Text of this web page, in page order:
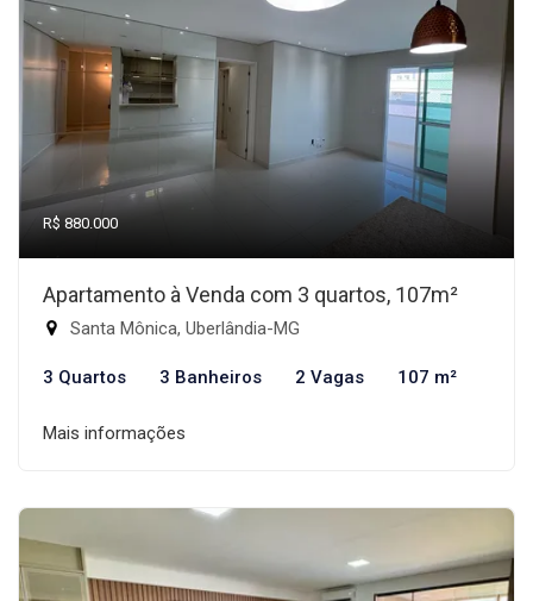
R$ 880.000
Apartamento à Venda com 3 quartos, 107m²
Santa Mônica, Uberlândia-MG
3 Quartos 3 Banheiros 2 Vagas 107 m²
Mais informações